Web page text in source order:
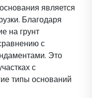
является
Благодаря
на грунт
с
Это
с
типы оснований